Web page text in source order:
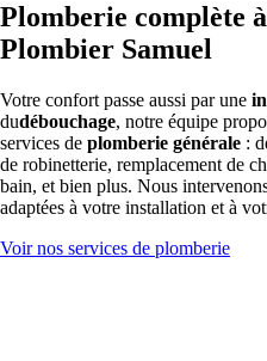
Plomberie complète
Plombier Samuel
Votre confort passe aussi par une
dudébouchage, notre équipe
services de plomberie générale :
de robinetterie, remplacement de
bain, et bien plus. Nous
adaptées à votre installation et à
Voir nos services de plomberie